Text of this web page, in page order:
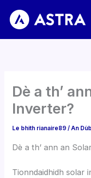
susbaint
Dè a th’
Inverter?
Le bhith rianaire89/An
Dè a th’ ann an
Tionndaidhidh solar